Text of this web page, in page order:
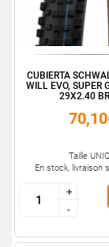
CUBIERTA
WILL EVO, SUPER
29X2.40
Taille
En stock, livraison
+
-
+
-